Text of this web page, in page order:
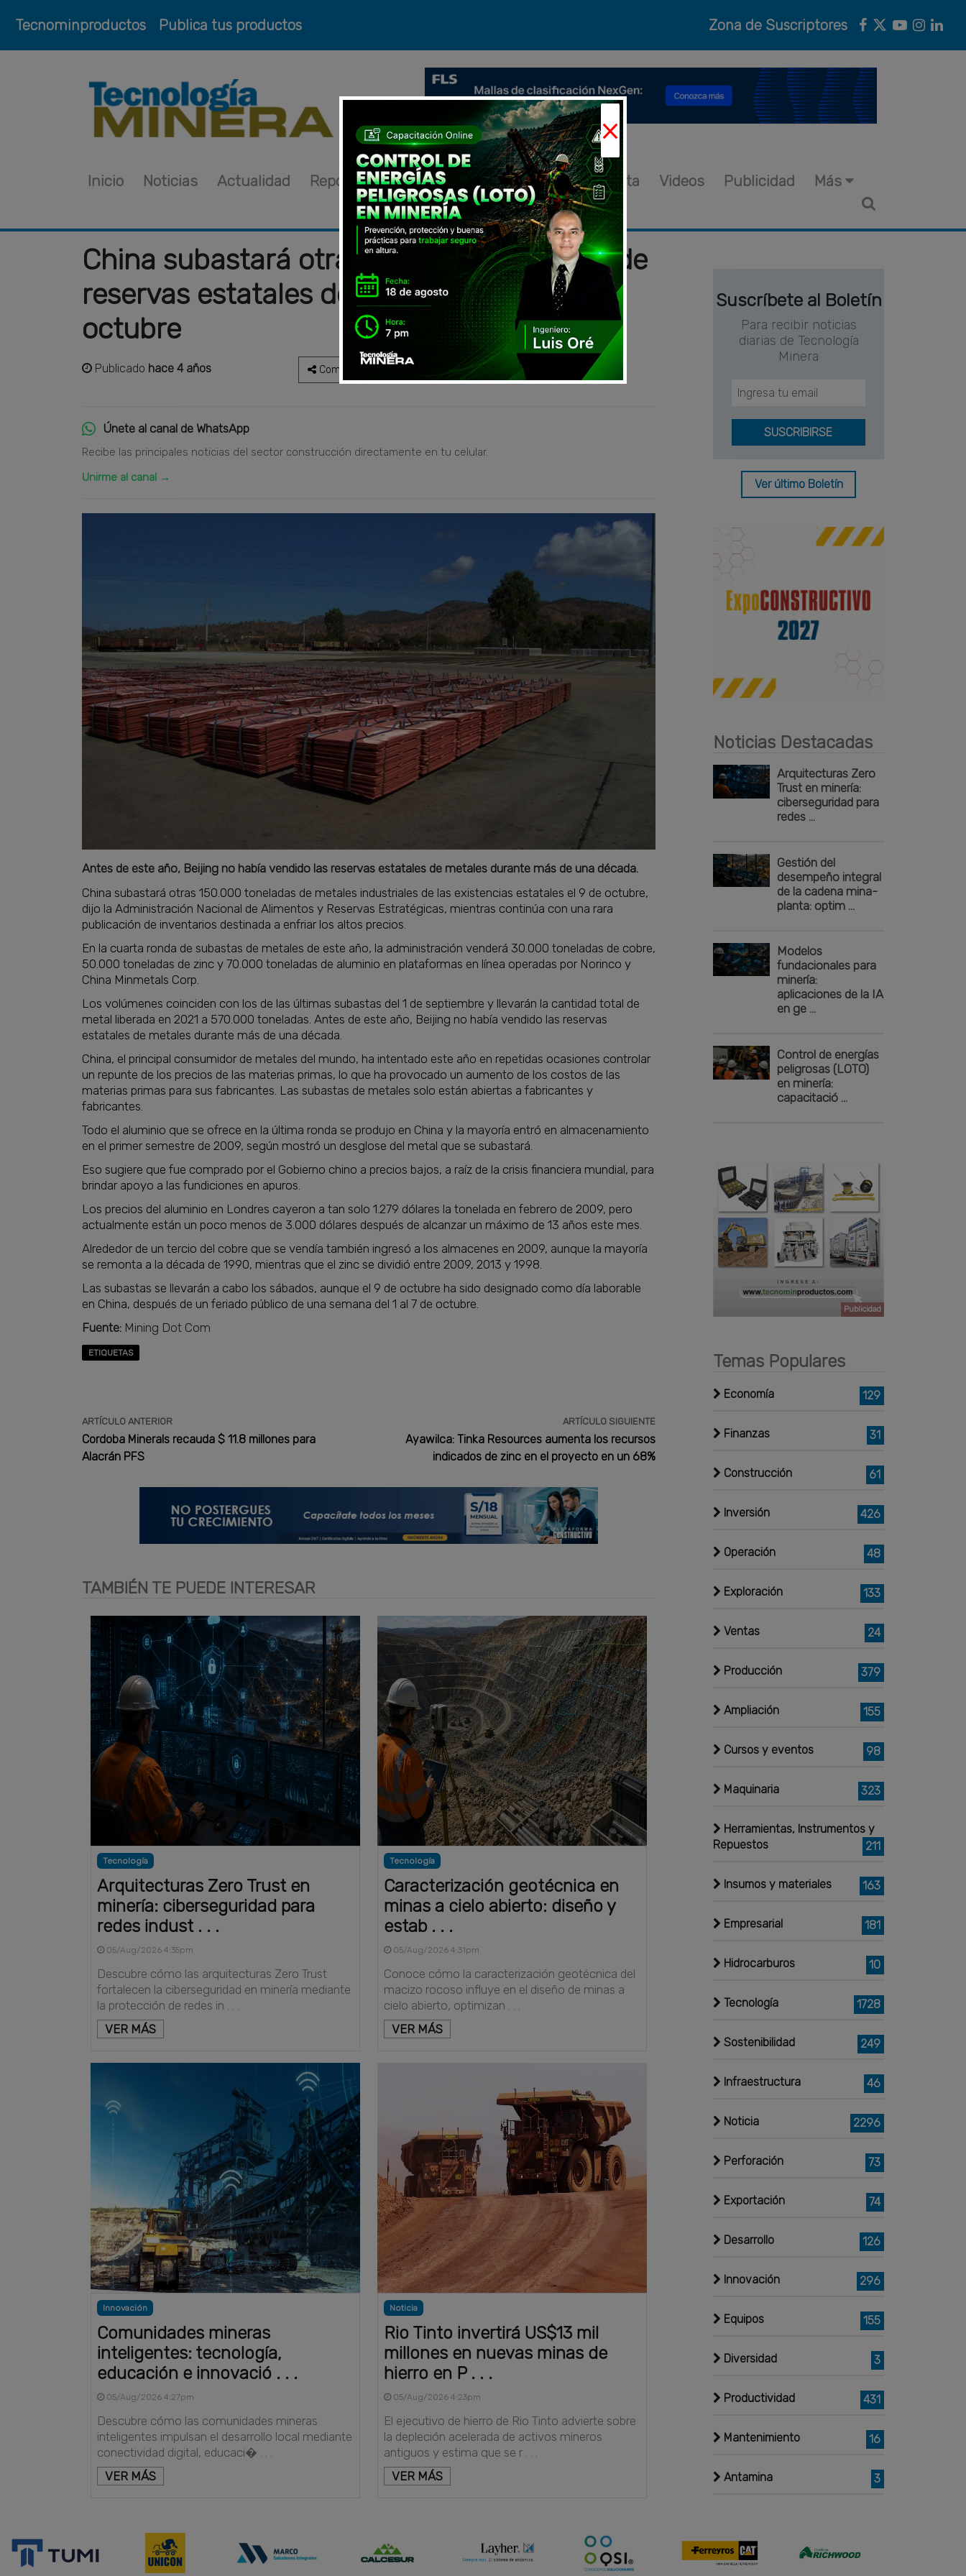
Tecnominproductos Publica tus productos Zona de Suscriptores
Inicio Noticias Actualidad Reportajes Novedades Eventos Entrevista Videos Publicidad Más
China subastará otras 150.000 toneladas de
reservas estatales de metales el 9 de
octubre
Publicado hace 4 años Compartir
Únete al canal de WhatsApp
Recibe las principales noticias del sector construcción directamente en tu celular.
Unirme al canal →
Antes de este año, Beijing no había vendido las reservas estatales de metales durante más de una década.
China subastará otras 150.000 toneladas de metales industriales de las existencias estatales el 9 de octubre,
dijo la Administración Nacional de Alimentos y Reservas Estratégicas, mientras continúa con una rara
publicación de inventarios destinada a enfriar los altos precios.
En la cuarta ronda de subastas de metales de este año, la administración venderá 30.000 toneladas de cobre,
50.000 toneladas de zinc y 70.000 toneladas de aluminio en plataformas en línea operadas por Norinco y
China Minmetals Corp.
Los volúmenes coinciden con los de las últimas subastas del 1 de septiembre y llevarán la cantidad total de
metal liberada en 2021 a 570.000 toneladas. Antes de este año, Beijing no había vendido las reservas
estatales de metales durante más de una década.
China, el principal consumidor de metales del mundo, ha intentado este año en repetidas ocasiones controlar
un repunte de los precios de las materias primas, lo que ha provocado un aumento de los costos de las
materias primas para sus fabricantes. Las subastas de metales solo están abiertas a fabricantes y
fabricantes.
Todo el aluminio que se ofrece en la última ronda se produjo en China y la mayoría entró en almacenamiento
en el primer semestre de 2009, según mostró un desglose del metal que se subastará.
Eso sugiere que fue comprado por el Gobierno chino a precios bajos, a raíz de la crisis financiera mundial, para
brindar apoyo a las fundiciones en apuros.
Los precios del aluminio en Londres cayeron a tan solo 1.279 dólares la tonelada en febrero de 2009, pero
actualmente están un poco menos de 3.000 dólares después de alcanzar un máximo de 13 años este mes.
Alrededor de un tercio del cobre que se vendía también ingresó a los almacenes en 2009, aunque la mayoría
se remonta a la década de 1990, mientras que el zinc se dividió entre 2009, 2013 y 1998.
Las subastas se llevarán a cabo los sábados, aunque el 9 de octubre ha sido designado como día laborable
en China, después de un feriado público de una semana del 1 al 7 de octubre.
Fuente: Mining Dot Com
ETIQUETAS
ARTÍCULO ANTERIOR
Cordoba Minerals recauda $ 11.8 millones para
Alacrán PFS
ARTÍCULO SIGUIENTE
Ayawilca: Tinka Resources aumenta los recursos
indicados de zinc en el proyecto en un 68%
TAMBIÉN TE PUEDE INTERESAR
Tecnología
Arquitecturas Zero Trust en
minería: ciberseguridad para
redes indust . . .
05/Aug/2026 4:35pm
Descubre cómo las arquitecturas Zero Trust
fortalecen la ciberseguridad en minería mediante
la protección de redes in . . .
VER MÁS
Tecnología
Caracterización geotécnica en
minas a cielo abierto: diseño y
estab . . .
05/Aug/2026 4:31pm
Conoce cómo la caracterización geotécnica del
macizo rocoso influye en el diseño de minas a
cielo abierto, optimizan . . .
VER MÁS
Innovación
Comunidades mineras
inteligentes: tecnología,
educación e innovació . . .
05/Aug/2026 4:27pm
Descubre cómo las comunidades mineras
inteligentes impulsan el desarrollo local mediante
conectividad digital, educaci� . . .
VER MÁS
Noticia
Rio Tinto invertirá US$13 mil
millones en nuevas minas de
hierro en P . . .
05/Aug/2026 4:23pm
El ejecutivo de hierro de Rio Tinto advierte sobre
la depleción acelerada de activos mineros
antiguos y estima que se r . . .
VER MÁS
Suscríbete al Boletín
Para recibir noticias
diarias de Tecnología
Minera
Ver último Boletín
Noticias Destacadas
Arquitecturas Zero
Trust en minería:
ciberseguridad para
redes ...
Gestión del
desempeño integral
de la cadena mina-
planta: optim ...
Modelos
fundacionales para
minería:
aplicaciones de la IA
en ge ...
Control de energías
peligrosas (LOTO)
en minería:
capacitació ...
Publicidad
Temas Populares
Economía 129
Finanzas 31
Construcción 61
Inversión 426
Operación 48
Exploración 133
Ventas 24
Producción 379
Ampliación 155
Cursos y eventos 98
Maquinaria 323
Herramientas, Instrumentos y
Repuestos
211
Insumos y materiales 163
Empresarial 181
Hidrocarburos 10
Tecnología 1728
Sostenibilidad 249
Infraestructura 46
Noticia 2296
Perforación 73
Exportación 74
Desarrollo 126
Innovación 296
Equipos 155
Diversidad 3
Productividad 431
Mantenimiento 16
Antamina 3
×